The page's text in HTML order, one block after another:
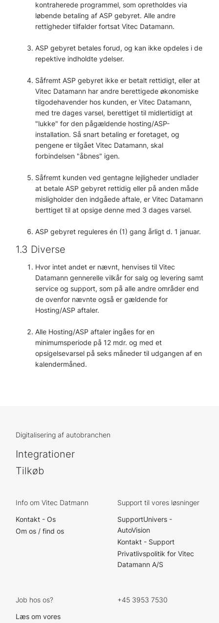
kontraherede programmel, som opretholdes via
løbende betaling af ASP gebyret. Alle andre
rettigheder tilfalder fortsat Vitec Datamann.
ASP gebyret betales forud, og kan ikke opdeles i de
repektive indholdte ydelser.
Såfremt ASP gebyret ikke er betalt rettidigt, eller at
Vitec Datamann har andre berettigede økonomiske
tilgodehavender hos kunden, er Vitec Datamann,
med tre dages varsel, berettiget til midlertidigt at
"lukke" for den pågældende hosting/ASP-
installation. Så snart betaling er foretaget, og
pengene er tilgået Vitec Datamann, skal
forbindelsen "åbnes" igen.
Såfremt kunden ved gentagne lejligheder undlader
at betale ASP gebyret rettidig eller på anden måde
misligholder den indgåede aftale, er Vitec Datamann
berttiget til at opsige denne med 3 dages varsel.
ASP gebyret reguleres én (1) gang årligt d. 1 januar.
1.3 Diverse
Hvor intet andet er nævnt, henvises til Vitec
Datamann gennerelle vilkår for salg og levering samt
service og support, som på alle andre områder end
de ovenfor nævnte også er gældende for
Hosting/ASP aftaler.
Alle Hosting/ASP aftaler ingåes for en
minimumsperiode på 12 mdr. og med et
opsigelsevarsel på seks måneder til udgangen af en
kalendermåned.
Digitalisering af autobranchen
Integrationer
Tilkøb
Info om Vitec Datmann
Kontakt - Os
Om os / find os
Support til vores løsninger
SupportUnivers -
AutoVision
Kontakt - Support
Privatlivspolitik for Vitec
Datamann A/S
Job hos os?
Læs om vores
+45 3953 7530